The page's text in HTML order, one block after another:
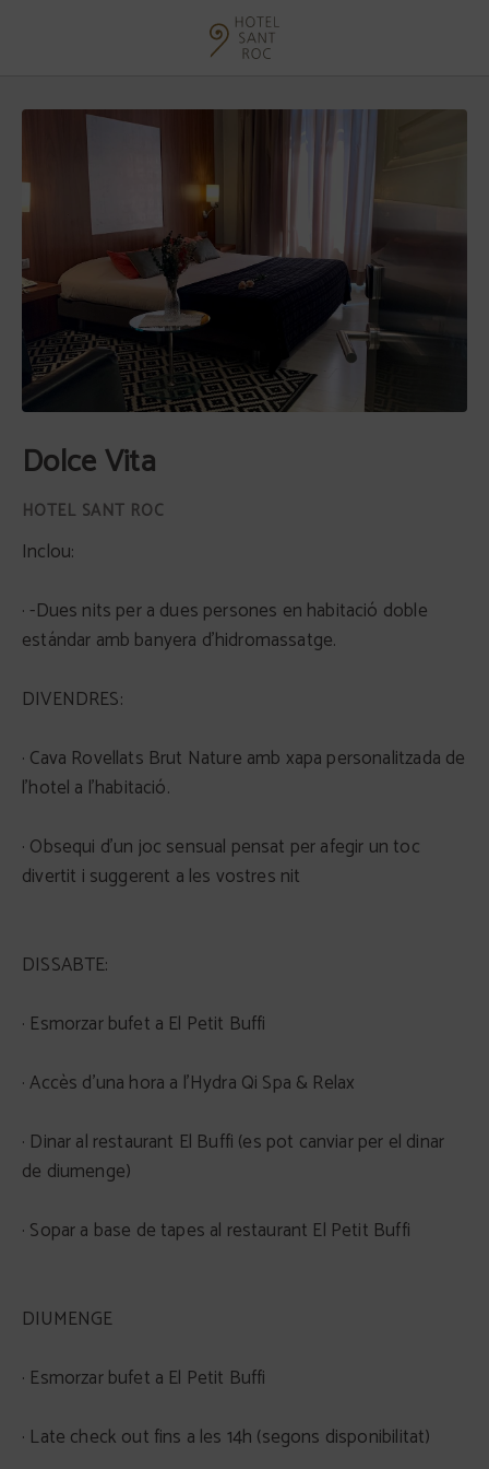
Dolce Vita
Inclou:
· -Dues nits per a dues persones en habitació doble
estándar amb banyera d’hidromassatge.
DIVENDRES:
· Cava Rovellats Brut Nature amb xapa personalitzada de
l’hotel a l’habitació.
· Obsequi d’un joc sensual pensat per afegir un toc
divertit i suggerent a les vostres nit
DISSABTE:
· Esmorzar bufet a El Petit Buffi
· Accès d’una hora a l’Hydra Qi Spa & Relax
· Dinar al restaurant El Buffi (es pot canviar per el dinar
de diumenge)
· Sopar a base de tapes al restaurant El Petit Buffi
DIUMENGE
· Esmorzar bufet a El Petit Buffi
· Late check out fins a les 14h (segons disponibilitat)